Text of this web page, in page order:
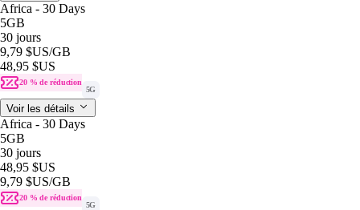
Africa - 30 Days
5GB
30 jours
9,79 $US/GB
48,95 $US
20 % de réduction
5G
Voir les détails
Africa - 30 Days
5GB
30 jours
48,95 $US
9,79 $US/GB
20 % de réduction
5G